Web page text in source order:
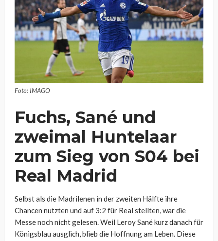
Foto: IMAGO
Fuchs, Sané und
zweimal Huntelaar
zum Sieg von S04 bei
Real Madrid
Selbst als die Madrilenen in der zweiten Hälfte ihre
Chancen nutzten und auf 3:2 für Real stellten, war die
Messe noch nicht gelesen. Weil Leroy Sané kurz danach für
Königsblau ausglich, blieb die Hoffnung am Leben. Diese